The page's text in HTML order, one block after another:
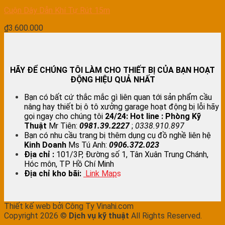
Cuộn Dây Dẫn Khí Tự Rút 15m
₫3.600.000
HÃY ĐỂ CHÚNG TÔI LÀM CHO THIẾT BỊ CỦA BẠN HOẠT
ĐỘNG HIỆU QUẢ NHẤT
Bạn có bất cứ thắc mắc gì liên quan tới sản phẩm cầu
nâng hay thiết bị ô tô xưởng garage hoạt động bị lỗi hãy
gọi ngay cho chúng tôi 24/24: Hot line : Phòng Kỹ
Thuật Mr Tiên: 0981.39.2227; 0338.910.897
Bạn có nhu cầu trang bị thêm dụng cụ đồ nghề liên hệ
Kinh Doanh Ms Tú Anh: 0906.372.023
Địa chỉ : 101/3P, Đường số 1, Tân Xuân Trung Chánh,
Hóc môn, TP Hồ Chí Minh
Địa chỉ kho bãi: Link Maps
Thiết kế web bởi Công Ty Vinahi.com
Copyright 2026 © Dịch vụ kỹ thuật All Rights Reserved.